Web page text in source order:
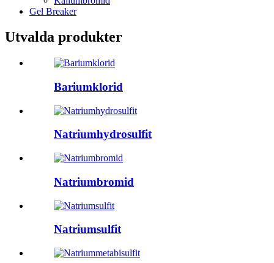
Gel Breaker
Utvalda produkter
Bariumklorid
Natriumhydrosulfit
Natriumbromid
Natriumsulfit